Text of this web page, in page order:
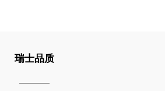
瑞士品质